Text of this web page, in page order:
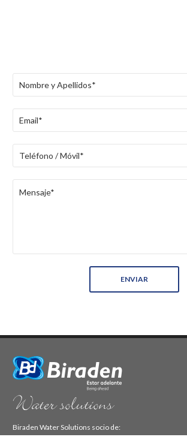
Biraden Water Solutions socio de: